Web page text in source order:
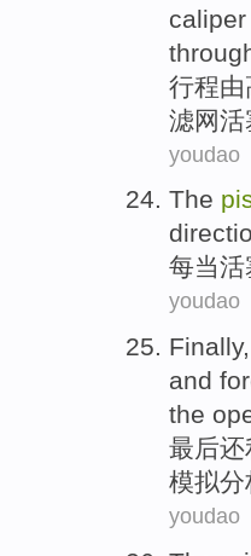
行程由
滤网活
youdao
The
每当活
youdao
Finally,
and
the
最后还
模拟分
youdao